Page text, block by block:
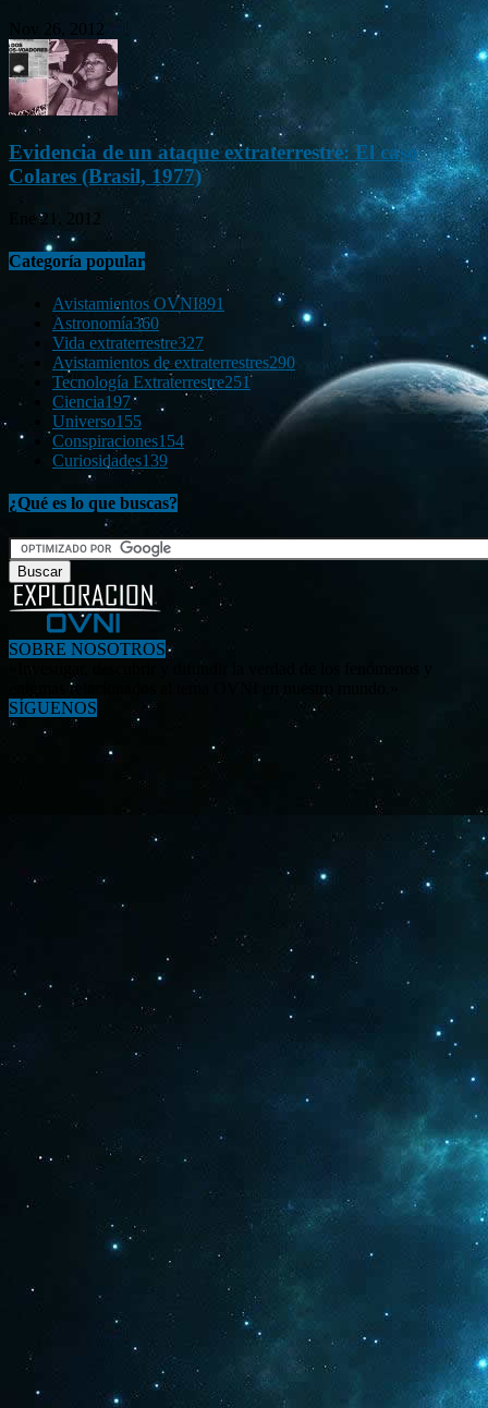
Nov 26, 2012
Evidencia de un ataque extraterrestre: El caso
Colares (Brasil, 1977)
Ene 21, 2012
Categoría popular
Avistamientos OVNI891
Astronomía360
Vida extraterrestre327
Avistamientos de extraterrestres290
Tecnología Extraterrestre251
Ciencia197
Universo155
Conspiraciones154
Curiosidades139
¿Qué es lo que buscas?
SOBRE NOSOTROS
enigmas relacionados al tema OVNI en nuestro mundo.»
SÍGUENOS